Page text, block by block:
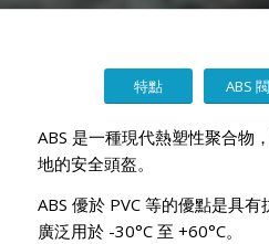
特點 ABS 閥
ABS 是一種現代熱塑性聚合物
地的安全頭盔。
ABS 優於 PVC 等的優點是具
廣泛用於 -30°C 至 +60°C。